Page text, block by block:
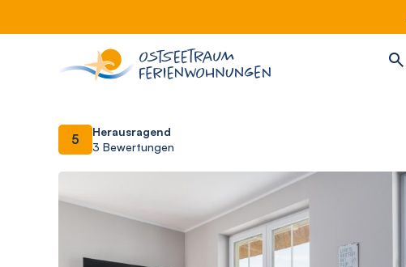
5
Herausragend
3 Bewertungen